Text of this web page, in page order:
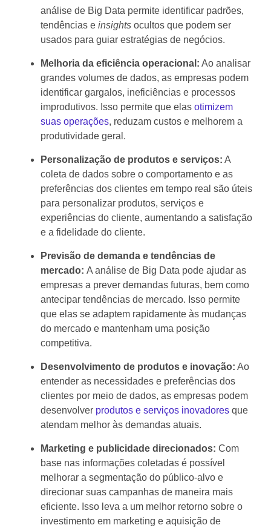
análise de Big Data permite identificar padrões,
tendências e insights ocultos que podem ser
usados para guiar estratégias de negócios.
Melhoria da eficiência operacional: Ao analisar
grandes volumes de dados, as empresas podem
identificar gargalos, ineficiências e processos
improdutivos. Isso permite que elas otimizem
suas operações, reduzam custos e melhorem a
produtividade geral.
Personalização de produtos e serviços: A
coleta de dados sobre o comportamento e as
preferências dos clientes em tempo real são úteis
para personalizar produtos, serviços e
experiências do cliente, aumentando a satisfação
e a fidelidade do cliente.
Previsão de demanda e tendências de
mercado: A análise de Big Data pode ajudar as
empresas a prever demandas futuras, bem como
antecipar tendências de mercado. Isso permite
que elas se adaptem rapidamente às mudanças
do mercado e mantenham uma posição
competitiva.
Desenvolvimento de produtos e inovação: Ao
entender as necessidades e preferências dos
clientes por meio de dados, as empresas podem
desenvolver produtos e serviços inovadores que
atendam melhor às demandas atuais.
Marketing e publicidade direcionados: Com
base nas informações coletadas é possível
melhorar a segmentação do público-alvo e
direcionar suas campanhas de maneira mais
eficiente. Isso leva a um melhor retorno sobre o
investimento em marketing e aquisição de